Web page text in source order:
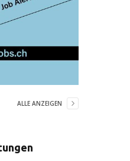
ALLE ANZEIGEN